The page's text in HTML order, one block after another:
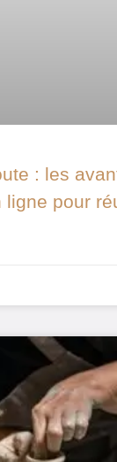
: les
ligne pour